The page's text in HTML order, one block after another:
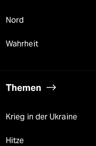
Nord
Wahrheit
Themen
Krieg in der Ukraine
Hitze